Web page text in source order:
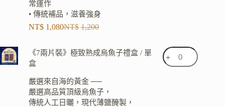
常運作
• 傳統補品，滋養強身
NT$ 1,200
NT$ 1,080
《7兩片裝》極致熟成烏魚子禮盒 / 單
盒
嚴選來自海的黃金 ──
嚴選高品質頂級烏魚子，
傳統人工日曬，現代薄鹽醃製，